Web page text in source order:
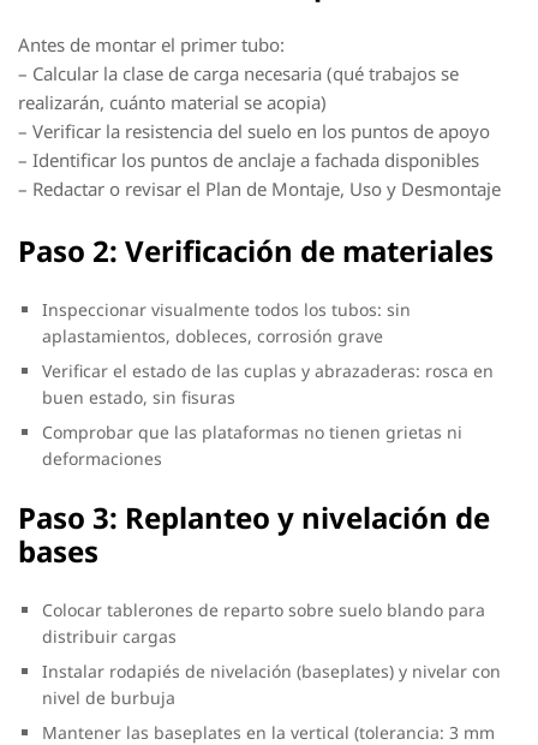
Antes de montar el primer tubo:
– Calcular la clase de carga necesaria (qué trabajos se
realizarán, cuánto material se acopia)
– Verificar la resistencia del suelo en los puntos de apoyo
– Identificar los puntos de anclaje a fachada disponibles
– Redactar o revisar el Plan de Montaje, Uso y Desmontaje
Paso 2: Verificación de materiales
Inspeccionar visualmente todos los tubos: sin
aplastamientos, dobleces, corrosión grave
Verificar el estado de las cuplas y abrazaderas: rosca en
buen estado, sin fisuras
Comprobar que las plataformas no tienen grietas ni
deformaciones
Paso 3: Replanteo y nivelación de
bases
Colocar tablerones de reparto sobre suelo blando para
distribuir cargas
Instalar rodapiés de nivelación (baseplates) y nivelar con
nivel de burbuja
Mantener las baseplates en la vertical (tolerancia: 3 mm